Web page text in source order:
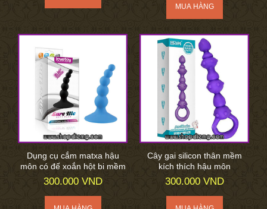
Dụng cụ cắm matxa hậu
môn có đế xoắn hột bi mềm
300.000 VND
Cây gai silicon thân mềm
kích thích hậu môn
300.000 VND